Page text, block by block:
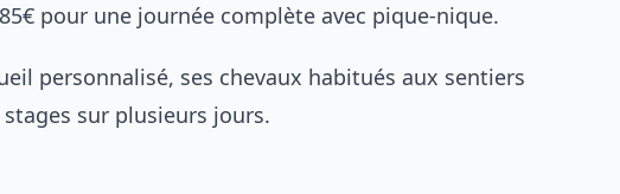
pour une journée complète avec pique-nique.
personnalisé, ses chevaux habitués aux sentiers
sur plusieurs jours.